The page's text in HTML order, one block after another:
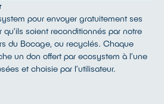
pour envoyer gratuitement ses
soient reconditionnés par notre
du Bocage, ou recyclés. Chaque
un don offert par ecosystem à l’une
et choisie par l’utilisateur.